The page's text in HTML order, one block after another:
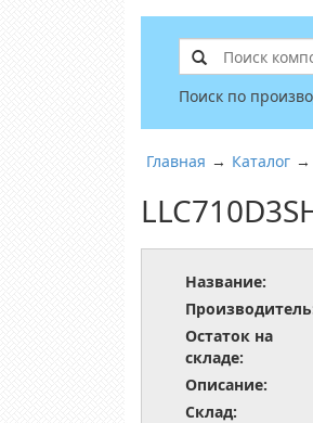
Поиск по
Главная → Каталог →
Название:
Остаток на
складе:
Описание:
Склад: